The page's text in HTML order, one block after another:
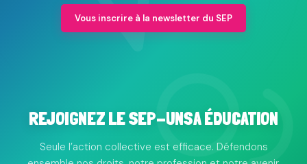
Vous inscrire à la newsletter du SEP
REJOIGNEZ LE SEP-UNSA ÉDUCATION
Seule l’action collective est efficace. Défendons